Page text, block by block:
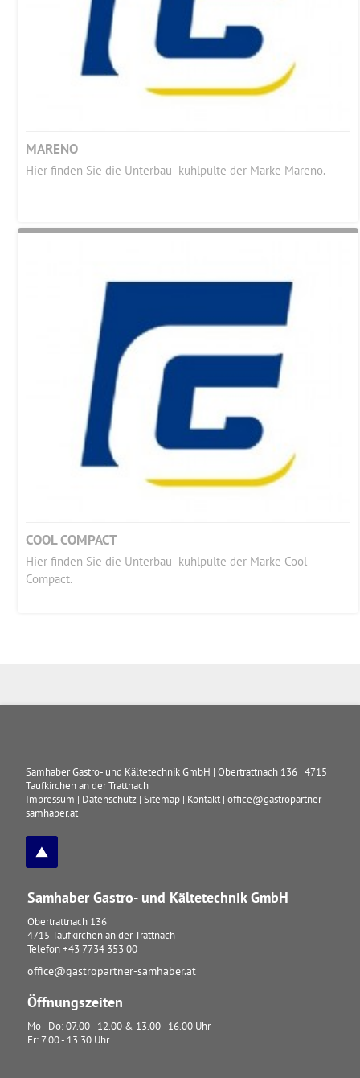
MARENO
Hier finden Sie die Unterbau- kühlpulte der Marke Mareno.
COOL COMPACT
Hier finden Sie die Unterbau- kühlpulte der Marke Cool
Compact.
Samhaber Gastro- und Kältetechnik GmbH |Obertrattnach 136 |4715
Taufkirchen an der Trattnach
Impressum | Datenschutz |Sitemap | Kontakt |office@gastropartner-
samhaber.at
Samhaber Gastro- und Kältetechnik GmbH
Obertrattnach 136
4715 Taufkirchen an der Trattnach
Telefon +43 7734 353 00
office@gastropartner-samhaber.at
Öffnungszeiten
Mo - Do: 07.00 - 12.00 & 13.00 - 16.00 Uhr
Fr: 7.00 - 13.30 Uhr